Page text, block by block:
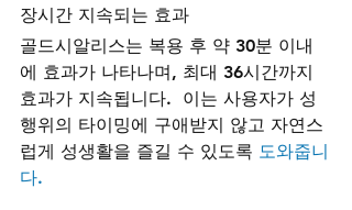
장시간 지속되는 효과
골드시알리스는 복용 후 약 30분 이내
에 효과가 나타나며, 최대 36시간까지
효과가 지속됩니다.  이는 사용자가 성
행위의 타이밍에 구애받지 않고 자연스
럽게 성생활을 즐길 수 있도록 도와줍니
다.